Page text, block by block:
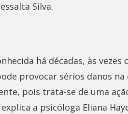
Silva.
há décadas, às
provocar sérios danos
pois trata-se de uma
a psicóloga Eliana